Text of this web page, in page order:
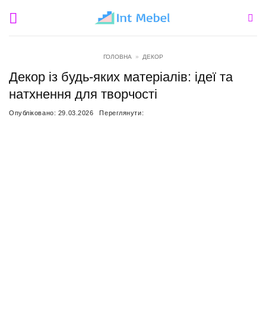
ГОЛОВНА » ДЕКОР
Декор із будь-яких матеріалів: ідеї та
натхнення для творчості
Опубліковано: 29.03.2026 Переглянути: